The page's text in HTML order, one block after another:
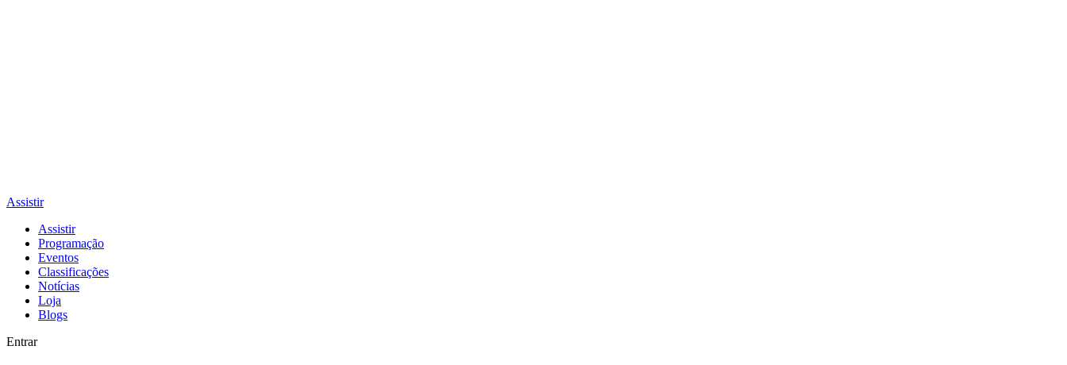
Assistir
Assistir
Programação
Eventos
Classificações
Notícias
Loja
Blogs
Entrar